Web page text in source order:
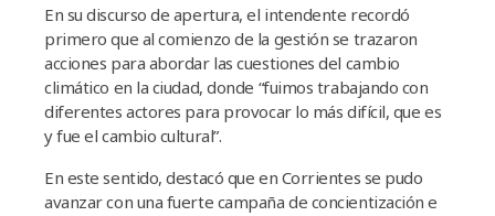
En su discurso de apertura, el intendente recordó
primero que al comienzo de la gestión se trazaron
acciones para abordar las cuestiones del cambio
climático en la ciudad, donde “fuimos trabajando con
diferentes actores para provocar lo más difícil, que es
y fue el cambio cultural”.
En este sentido, destacó que en Corrientes se pudo
avanzar con una fuerte campaña de concientización e